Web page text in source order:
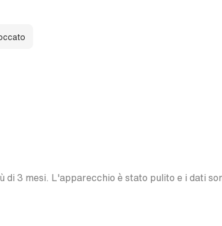
3 mesi. L'apparecchio è stato pulito e i dati